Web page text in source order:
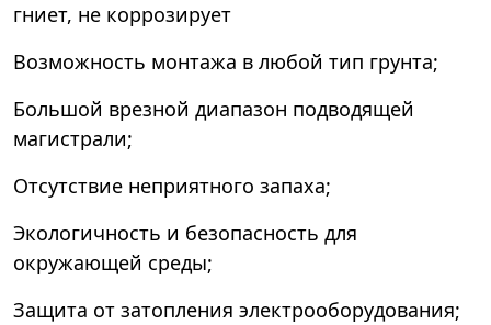
гниет, не коррозирует
Возможность монтажа в любой тип грунта;
Большой врезной диапазон подводящей
магистрали;
Отсутствие неприятного запаха;
Экологичность и безопасность для
окружающей среды;
Защита от затопления электрооборудования;